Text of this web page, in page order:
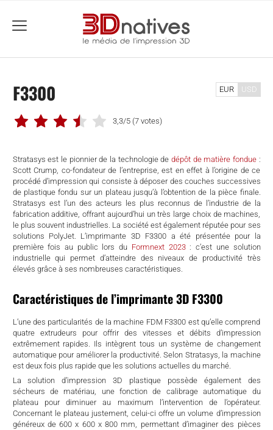
menu
F3300
3,3/5 (7 votes)
Stratasys est le pionnier de la technologie de dépôt de matière fondue:
Scott Crump, co-fondateur de l’entreprise, est en effet à l’origine de ce
procédé d’impression qui consiste à déposer des couches successives
de plastique fondu sur un plateau jusqu’à l’obtention de la pièce finale.
Stratasys est l’un des acteurs les plus reconnus de l’industrie de la
fabrication additive, offrant aujourd’hui un très large choix de machines,
le plus souvent industrielles. La société est également réputée pour ses
solutions PolyJet. L’imprimante 3D F3300 a été présentée pour la
première fois au public lors du Formnext 2023: c’est une solution
industrielle qui permet d’atteindre des niveaux de productivité très
élevés grâce à ses nombreuses caractéristiques.
Caractéristiques de l’imprimante 3D F3300
L’une des particularités de la machine FDM F3300 est qu’elle comprend
quatre extrudeurs pour offrir des vitesses et débits d’impression
extrêmement rapides. Ils intègrent tous un système de changement
automatique pour améliorer la productivité. Selon Stratasys, la machine
est deux fois plus rapide que les solutions actuelles du marché.
La solution d’impression 3D plastique possède également des
sécheurs de matériau, une fonction de calibrage automatique du
plateau pour diminuer au maximum l’intervention de l’opérateur.
Concernant le plateau justement, celui-ci offre un volume d’impression
généreux de 600 x 600 x 800 mm, permettant d’imaginer des pièces
EUR USD